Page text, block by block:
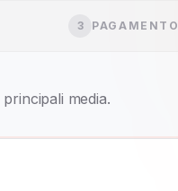
3 PAGAMENTO
media.